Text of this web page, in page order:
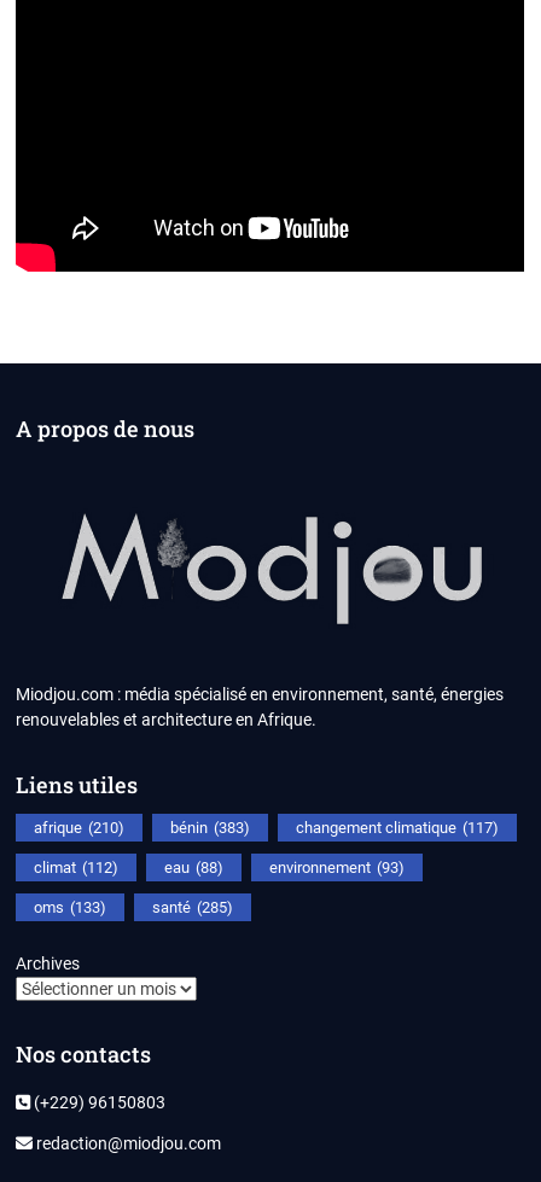
A propos de nous
Miodjou.com : média spécialisé en environnement, santé, énergies
renouvelables et architecture en Afrique.
Liens utiles
afrique (210) bénin (383) changement climatique (117)
climat (112) eau (88) environnement (93)
oms (133) santé (285)
Archives
Nos contacts
(+229) 96150803
redaction@miodjou.com